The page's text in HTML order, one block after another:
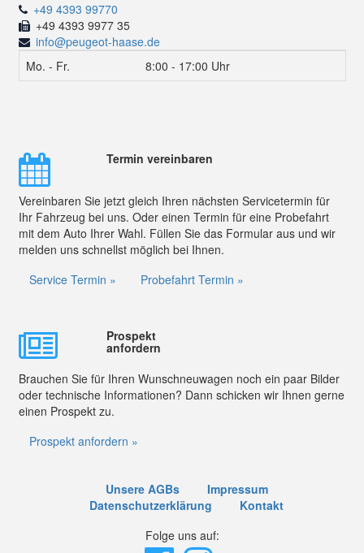
+49 4393 99770
+49 4393 9977 35
info@peugeot-haase.de
Mo. - Fr.
8:00 - 17:00 Uhr
Termin vereinbaren
Vereinbaren Sie jetzt gleich Ihren nächsten Servicetermin für
Ihr Fahrzeug bei uns. Oder einen Termin für eine Probefahrt
mit dem Auto Ihrer Wahl. Füllen Sie das Formular aus und wir
melden uns schnellst möglich bei Ihnen.
Service Termin »
Probefahrt Termin »
Prospekt
anfordern
Brauchen Sie für Ihren Wunschneuwagen noch ein paar Bilder
oder technische Informationen? Dann schicken wir Ihnen gerne
einen Prospekt zu.
Prospekt anfordern »
Unsere AGBs
Impressum
Datenschutzerklärung
Kontakt
Folge uns auf: